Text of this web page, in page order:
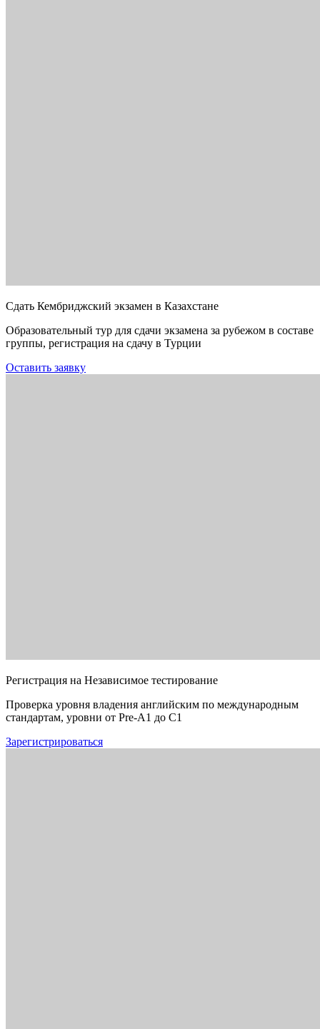
Сдать Кембриджский экзамен в Казахстане
Образовательный тур для сдачи экзамена за рубежом в составе
группы, регистрация на сдачу в Турции
Оставить заявку
Регистрация на Независимое тестирование
Проверка уровня владения английским по международным
стандартам, уровни от Pre-A1 до C1
Зарегистрироваться